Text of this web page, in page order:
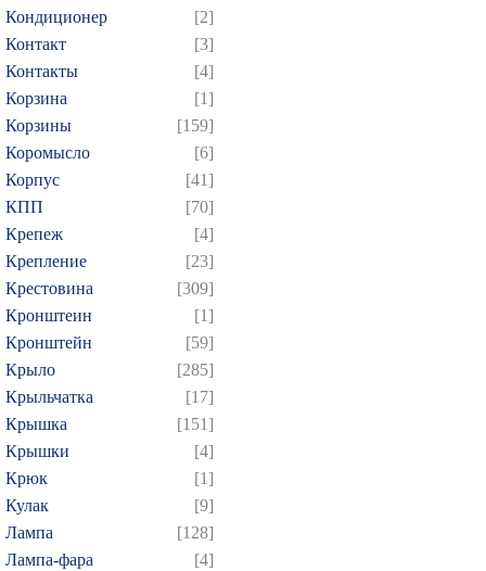
Кондиционер
[2]
Контакт
[3]
Контакты
[4]
Корзина
[1]
Корзины
[159]
Коромысло
[6]
Корпус
[41]
КПП
[70]
Крепеж
[4]
Крепление
[23]
Крестовина
[309]
Кронштеин
[1]
Кронштейн
[59]
Крыло
[285]
Крыльчатка
[17]
Крышка
[151]
Крышки
[4]
Крюк
[1]
Кулак
[9]
Лампа
[128]
Лампа-фара
[4]